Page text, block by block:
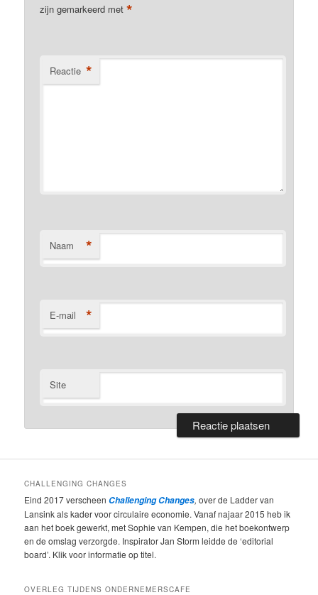
zijn gemarkeerd met*
Reactie *
Naam *
E-mail *
Site
CHALLENGING CHANGES
Eind 2017 verscheen Challenging Changes, over de Ladder van
Lansink als kader voor circulaire economie. Vanaf najaar 2015 heb ik
aan het boek gewerkt, met Sophie van Kempen, die het boekontwerp
en de omslag verzorgde. Inspirator Jan Storm leidde de ‘editorial
board’. Klik voor informatie op titel.
OVERLEG TIJDENS ONDERNEMERSCAFE